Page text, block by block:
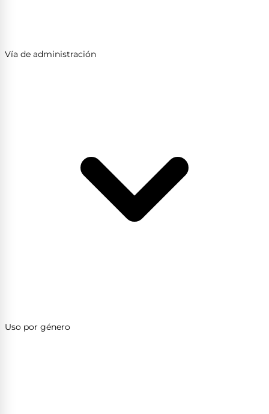
Vía de administración
Uso por género